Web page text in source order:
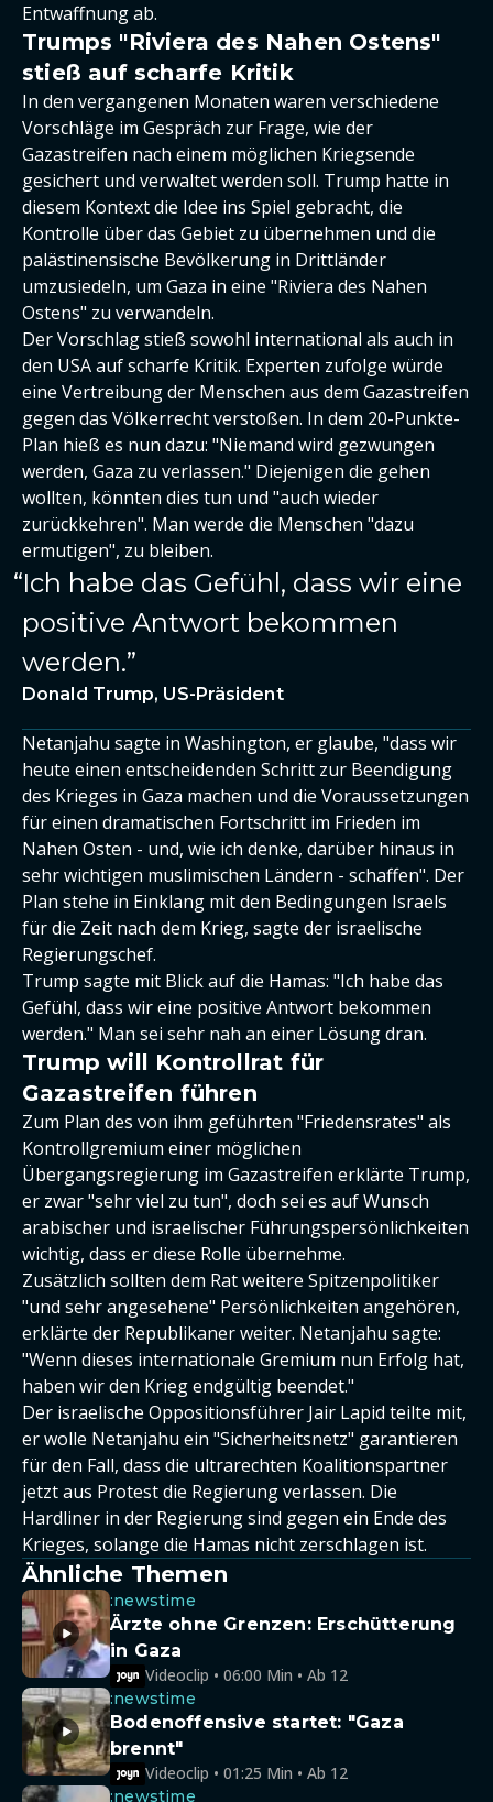
Entwaffnung ab.
Trumps "Riviera des Nahen Ostens"
stieß auf scharfe Kritik
In den vergangenen Monaten waren verschiedene
Vorschläge im Gespräch zur Frage, wie der
Gazastreifen nach einem möglichen Kriegsende
gesichert und verwaltet werden soll. Trump hatte in
diesem Kontext die Idee ins Spiel gebracht, die
Kontrolle über das Gebiet zu übernehmen und die
palästinensische Bevölkerung in Drittländer
umzusiedeln, um Gaza in eine "Riviera des Nahen
Ostens" zu verwandeln.
Der Vorschlag stieß sowohl international als auch in
den USA auf scharfe Kritik. Experten zufolge würde
eine Vertreibung der Menschen aus dem Gazastreifen
gegen das Völkerrecht verstoßen. In dem 20-Punkte-
Plan hieß es nun dazu: "Niemand wird gezwungen
werden, Gaza zu verlassen." Diejenigen die gehen
wollten, könnten dies tun und "auch wieder
zurückkehren". Man werde die Menschen "dazu
ermutigen", zu bleiben.
Ich habe das Gefühl, dass wir eine
positive Antwort bekommen
werden.
Donald Trump, US-Präsident
Netanjahu sagte in Washington, er glaube, "dass wir
heute einen entscheidenden Schritt zur Beendigung
des Krieges in Gaza machen und die Voraussetzungen
für einen dramatischen Fortschritt im Frieden im
Nahen Osten - und, wie ich denke, darüber hinaus in
sehr wichtigen muslimischen Ländern - schaffen". Der
Plan stehe in Einklang mit den Bedingungen Israels
für die Zeit nach dem Krieg, sagte der israelische
Regierungschef.
Trump sagte mit Blick auf die Hamas: "Ich habe das
Gefühl, dass wir eine positive Antwort bekommen
werden." Man sei sehr nah an einer Lösung dran.
Trump will Kontrollrat für
Gazastreifen führen
Zum Plan des von ihm geführten "Friedensrates" als
Kontrollgremium einer möglichen
Übergangsregierung im Gazastreifen erklärte Trump,
er zwar "sehr viel zu tun", doch sei es auf Wunsch
arabischer und israelischer Führungspersönlichkeiten
wichtig, dass er diese Rolle übernehme.
Zusätzlich sollten dem Rat weitere Spitzenpolitiker
"und sehr angesehene" Persönlichkeiten angehören,
erklärte der Republikaner weiter. Netanjahu sagte:
"Wenn dieses internationale Gremium nun Erfolg hat,
haben wir den Krieg endgültig beendet."
Der israelische Oppositionsführer Jair Lapid teilte mit,
er wolle Netanjahu ein "Sicherheitsnetz" garantieren
für den Fall, dass die ultrarechten Koalitionspartner
jetzt aus Protest die Regierung verlassen. Die
Hardliner in der Regierung sind gegen ein Ende des
Krieges, solange die Hamas nicht zerschlagen ist.
Ähnliche Themen
:newstime
Ärzte ohne Grenzen: Erschütterung
in Gaza
Videoclip • 06:00 Min • Ab 12
:newstime
Bodenoffensive startet: "Gaza
brennt"
Videoclip • 01:25 Min • Ab 12
:newstime